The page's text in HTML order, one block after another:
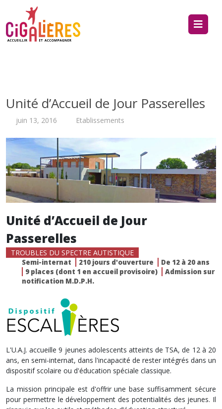
Unité d’Accueil de Jour Passerelles
juin 13, 2016 Etablissements
Unité d’Accueil de Jour
Passerelles
TROUBLES DU SPECTRE AUTISTIQUE
Semi-internat 210 jours d'ouverture
De 12 à 20 ans
9 places (dont 1 en accueil provisoire)
Admission sur
notification M.D.P.H.
L'U.A.J. accueille 9 jeunes adolescents atteints de TSA, de 12 à 20
ans, en semi-internat, dans l'incapacité de rester intégrés dans un
dispositif scolaire ou d'éducation spéciale classique.
La mission principale est d'offrir une base suffisamment sécure
pour permettre le développement des potentialités des jeunes. Il